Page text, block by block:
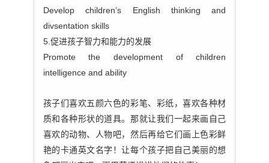
Develop children’s English thinking and
divsentation skills
5.促进孩子智力和能力的发展
Promote the development of children
intelligence and ability
孩子们喜欢五颜六色的彩笔、彩纸，喜欢各种材
质和各种形状的道具。那就让我们一起来画自己
喜欢的动物、人物吧，然后再给它们画上色彩鲜
艳的卡通英文名字！让每个孩子把自己美丽的想